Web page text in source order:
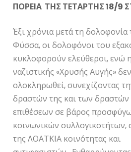
ΠΟΡΕΙΑ ΤΗΣ ΤΕΤΑΡΤΗΣ 18/9
Έξι χρόνια μετά τη
Φύσσα, οι δολοφόνοι του
κυκλοφορούν ελεύθεροι, ενώ
ναζιστικής «Χρυσής Αυγής»
ολοκληρωθεί, συνεχίζοντας
δραστών της και των
επιθέσεων σε βάρος
κοινωνικών
της ΛΟΑΤΚΙΑ κοινότητας και